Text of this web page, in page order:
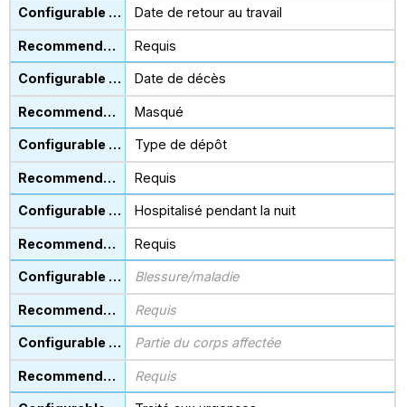
Date de retour au travail
Requis
Date de décès
Masqué
Type de dépôt
Requis
Hospitalisé pendant la nuit
Requis
Blessure/maladie
Requis
Partie du corps affectée
Requis